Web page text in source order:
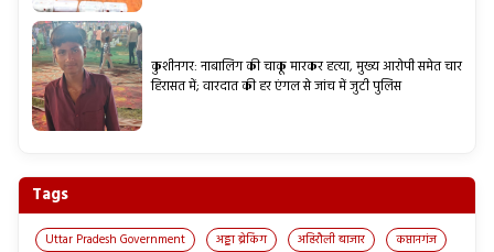
कुशीनगर: नाबालिग की चाकू मारकर हत्या, मुख्य आरोपी समेत चार
हिरासत में; वारदात की हर एंगल से जांच में जुटी पुलिस
Tags
Uttar Pradesh Government अड्डा ब्रेकिंग अहिरौली बाजार
कप्तानगंज